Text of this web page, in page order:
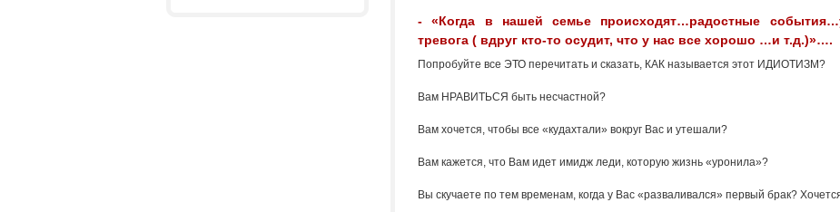
- «Когда в нашей семье происходят…радостные
тревога ( вдруг кто-то осудит, что у нас все хорошо …и т.д.)»….
Попробуйте все ЭТО перечитать и сказать, КАК называется этот ИДИОТИЗМ?
Вам НРАВИТЬСЯ быть несчастной?
Вам хочется, чтобы все «кудахтали» вокруг Вас и утешали?
Вам кажется, что Вам идет имидж леди, которую жизнь «уронила»?
Вы скучаете по тем временам, когда у Вас «разваливался» первый брак?